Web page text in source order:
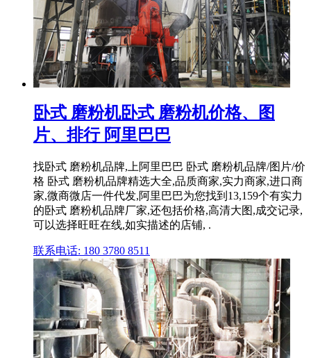
卧式 磨粉机卧式 磨粉机价格、图
片、排行 阿里巴巴
找卧式 磨粉机品牌,上阿里巴巴 卧式 磨粉机品牌/图片/价
格 卧式 磨粉机品牌精选大全,品质商家,实力商家,进口商
家,微商微店一件代发,阿里巴巴为您找到13,159个有实力
的卧式 磨粉机品牌厂家,还包括价格,高清大图,成交记录,
可以选择旺旺在线,如实描述的店铺, .
联系电话: 180 3780 8511